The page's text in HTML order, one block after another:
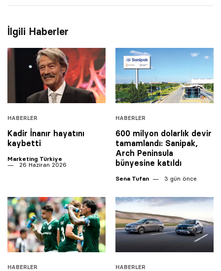
İlgili Haberler
HABERLER
Kadir İnanır hayatını
kaybetti
Marketing Türkiye
26 Haziran 2026
HABERLER
600 milyon dolarlık devir
tamamlandı: Sanipak,
Arch Peninsula
bünyesine katıldı
Sena Tufan 3 gün önce
HABERLER HABERLER